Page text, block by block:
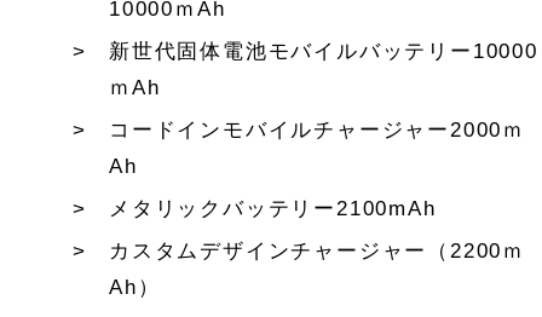
10000ｍAh
新世代固体電池モバイルバッテリー10000
ｍAh
コードインモバイルチャージャー2000ｍ
Ah
メタリックバッテリー2100mAh
カスタムデザインチャージャー（2200ｍ
Ah）